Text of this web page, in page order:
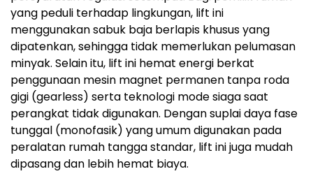
yang peduli terhadap lingkungan, lift ini
menggunakansabuk baja berlapis khusus yang
dipatenkan, sehingga tidak memerlukan pelumasan
minyak. Selain itu, lift ini hemat energi berkat
penggunaan mesin magnet permanen tanpa roda
gigi (gearless) serta teknologi mode siaga saat
perangkat tidak digunakan. Dengan suplai daya fase
tunggal (monofasik) yang umum digunakan pada
peralatan rumah tangga standar, lift ini juga mudah
dipasang dan lebih hemat biaya.